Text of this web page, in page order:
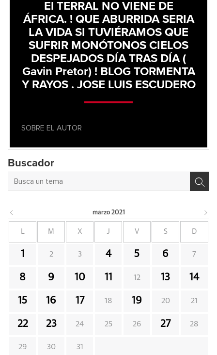
El TERRAL NO VIENE DE
ÁFRICA. ! QUE ABURRIDA SERIA
LA VIDA SI TUVIÉRAMOS QUE
SUFRIR MONÓTONOS CIELOS
DESPEJADOS DÍA TRAS DÍA (
Gavin Pretor) ! BLOG TORMENTA
Y RAYOS . JOSE LUIS ESCUDERO
SOBRE EL AUTOR
Buscador
marzo 2021
L M X J V S D
1 2 3 4 5 6 7
8 9 10 11 12 13 14
15 16 17 18 19 20 21
22 23 24 25 26 27 28
29 30 31